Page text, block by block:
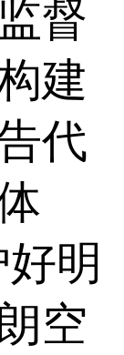
督
建
代
明
空